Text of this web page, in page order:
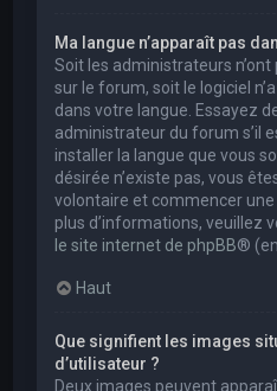
Ma langue n’apparaît pas
Soit les administrateurs
sur le forum, soit le logiciel
dans votre langue. Essayez
administrateur du forum s’il
installer la langue que vous
désirée n’existe pas, vous
volontaire et commencer
plus d’informations, veuillez
le site internet de phpBB®
Haut
Que signifient les images
d’utilisateur ?
Deux images peuvent